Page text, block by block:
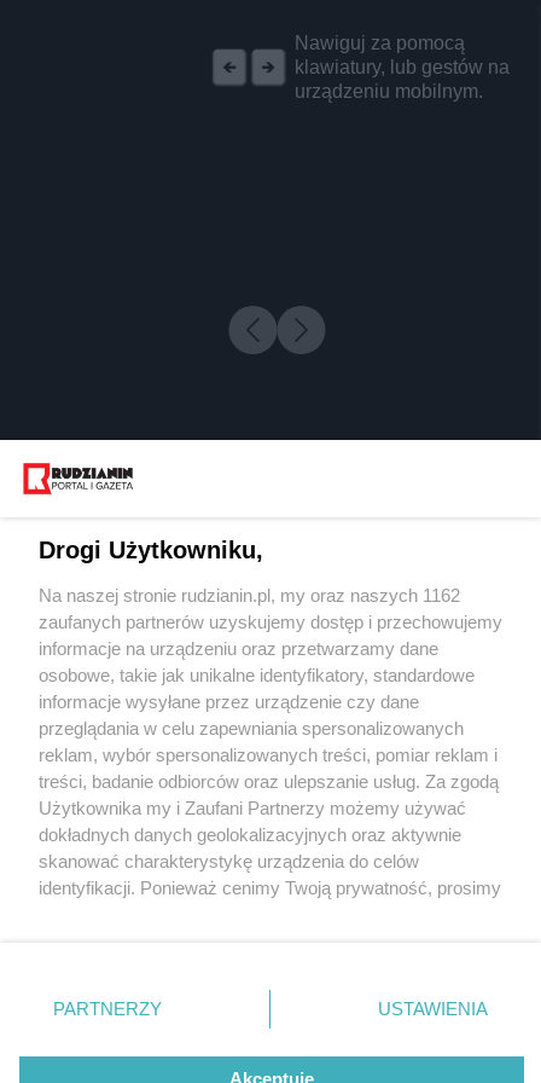
Nawiguj za pomocą
klawiatury, lub gestów na
urządzeniu mobilnym.
1 / 0
Wydawca mediów
Nie zapomnij
zapoznać się z:
polityką prywatności regulamin korzystania z portali
Twojemiasto
Piekary Śląskie
Chorzów
Tarnowskie Góry
Gliwice
Skontakuj sięz nami
Kontakt
Wydawca
Redakcja
Drogi Użytkowniku,
Na naszej stronie rudzianin.pl, my oraz naszych 1162
zaufanych partnerów uzyskujemy dostęp i przechowujemy
informacje na urządzeniu oraz przetwarzamy dane
osobowe, takie jak unikalne identyfikatory, standardowe
informacje wysyłane przez urządzenie czy dane
przeglądania w celu zapewniania spersonalizowanych
reklam, wybór spersonalizowanych treści, pomiar reklam i
treści, badanie odbiorców oraz ulepszanie usług. Za zgodą
Użytkownika my i Zaufani Partnerzy możemy używać
dokładnych danych geolokalizacyjnych oraz aktywnie
skanować charakterystykę urządzenia do celów
identyfikacji. Ponieważ cenimy Twoją prywatność, prosimy
prywatności znajdujący się w lewym dolnym rogu strony
. Niektóre rodzaje przetwarzania danych nie wymagają
zgody użytkownika, ale masz prawo sprzeciwić się
takiemu przetwarzaniu. Preferencje będą miały
PARTNERZY USTAWIENIA
Akceptuję